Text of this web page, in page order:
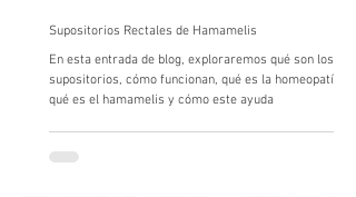
Supositorios Rectales de Hamamelis
En esta entrada de blog, exploraremos qué son los
supositorios, cómo funcionan, qué es la homeopatía,
qué es el hamamelis y cómo este ayuda